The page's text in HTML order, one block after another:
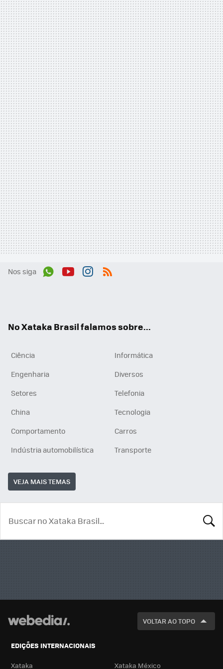
Nos siga
No Xataka Brasil falamos sobre...
Ciência
Informática
Engenharia
Diversos
Setores
Telefonia
China
Tecnologia
Comportamento
Carros
Indústria automobilística
Transporte
VEJA MAIS TEMAS
VOLTAR AO TOPO
EDIÇÕES INTERNACIONAIS
Xataka Xataka México